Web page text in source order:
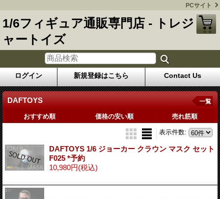
PCサイト
1/6フィギュア通販専門店 - トレジ
ャートイズ
ログイン 新規登録はこちら Contact Us
DAFTOYS 一覧
おすすめ順 価格の安い順 売れ筋順
表示件数:
DAFTOYS 1/6 ジョーカー クラウン マスク セット
F025 *予約
10,980円(税込)